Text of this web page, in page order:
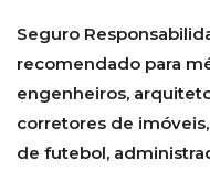
Seguro
recomendado para
engenheiros,
corretores de
de futebol,